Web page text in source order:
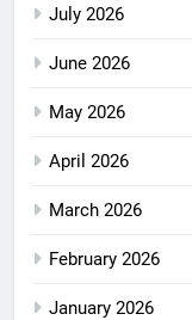
July 2026
June 2026
May 2026
April 2026
March 2026
February 2026
January 2026